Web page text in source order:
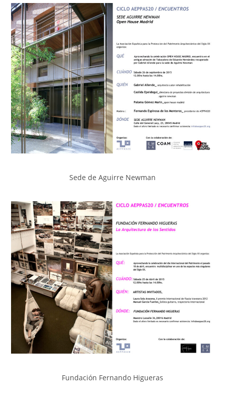
Sede de Aguirre Newman
Fundación Fernando Higueras